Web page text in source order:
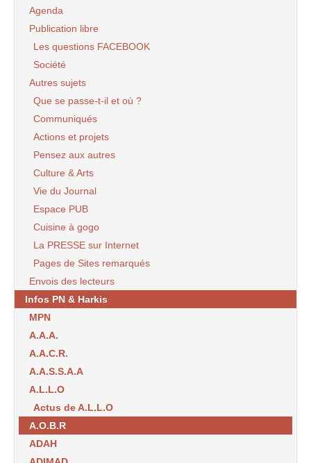
Agenda
Publication libre
Les questions FACEBOOK
Société
Autres sujets
Que se passe-t-il et où ?
Communiqués
Actions et projets
Pensez aux autres
Culture & Arts
Vie du Journal
Espace PUB
Cuisine à gogo
La PRESSE sur Internet
Pages de Sites remarqués
Envois des lecteurs
Infos PN & Harkis
MPN
A.A.A.
A.A.C.R.
A.A.S.S.A.A
A.L.L.O
Actus de A.L.L.O
A.O.B.R
ADAH